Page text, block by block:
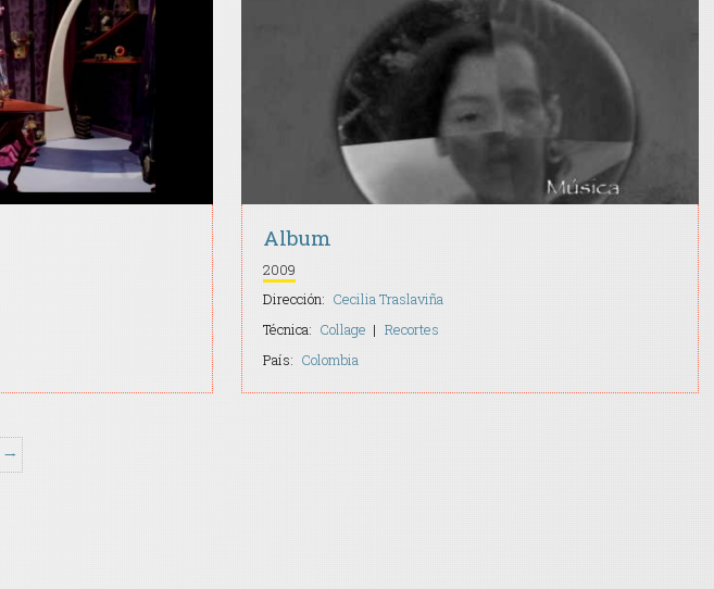
Album
2009
Dirección: Cecilia Traslaviña
Técnica: Collage
Recortes
País: Colombia
→